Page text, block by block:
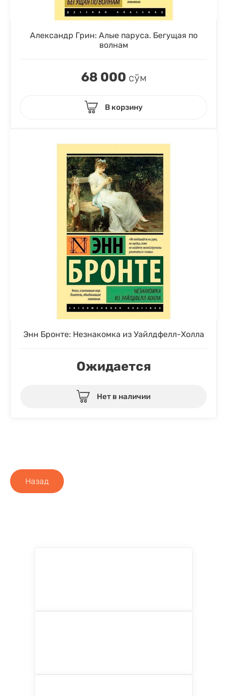
Александр Грин: Алые паруса. Бегущая по
волнам
68 000 сўм
В корзину
Энн Бронте: Незнакомка из Уайлдфелл-Холла
Ожидается
Нет в наличии
Назад